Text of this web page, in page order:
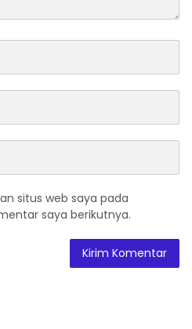
situs web saya pada
saya berikutnya.